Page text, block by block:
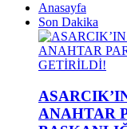
Anasayfa
Son Dakika
ANAHTAR